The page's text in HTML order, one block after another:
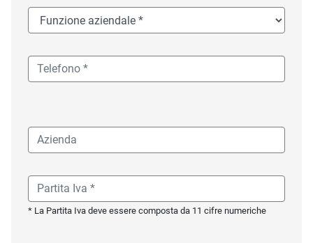
* La Partita Iva deve essere composta da 11 cifre numeriche